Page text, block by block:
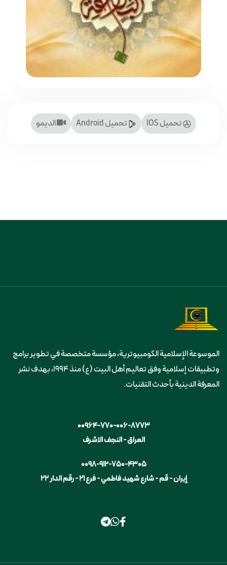
تحميل IOS تحميل Android الديمو
الموسوعة الإسلامية الكومبيوترية، مؤسسة متخصصة في تطوير برامج
وتطبيقات إسلامية وفق تعاليم أهل البيت (ع) منذ 1994، بهدف نشر
المعرفة الدينية بأحدث التقنيات.
00964-770-006-8773
العراق - النجف الاشرف
0098-912-750-4305
إيران - قم - شارع شهيد فاطمي - فرع ٢١ - رقم الدار ٢٢